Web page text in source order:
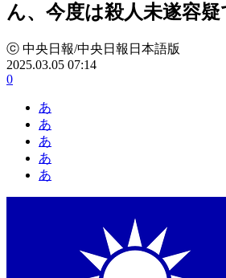
ん、今度は殺人未遂容疑
ⓒ 中央日報/中央日報日本語版
2025.03.05 07:14
0
あ
あ
あ
あ
あ